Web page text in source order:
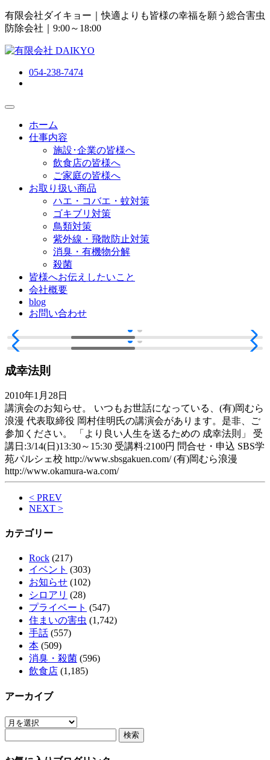
有限会社ダイキョー｜快適よりも皆様の幸福を願う総合害虫
防除会社 ｜9:00～18:00
054-238-7474
ホーム
仕事内容
施設･企業の皆様へ
飲食店の皆様へ
ご家庭の皆様へ
お取り扱い商品
ハエ・コバエ・蚊対策
ゴキブリ対策
鳥類対策
紫外線・飛散防止対策
消臭・有機物分解
殺菌
皆様へお伝えしたいこと
会社概要
blog
お問い合わせ
成幸法則
2010年1月28日
講演会のお知らせ。 いつもお世話になっている、(有)岡むら
浪漫 代表取締役 岡村佳明氏の講演会があります。是非、ご
参加ください。 「より良い人生を送るための 成幸法則」 受
講日:3/14(日)13:30～15:30 受講料:2100円 問合せ・申込 SBS学
苑パルシェ校 http://www.sbsgakuen.com/ (有)岡むら浪漫
http://www.okamura-wa.com/
< PREV
NEXT >
カテゴリー
Rock (217)
イベント (303)
お知らせ (102)
シロアリ (28)
プライベート (547)
住まいの害虫 (1,742)
手話 (557)
本 (509)
消臭・殺菌 (596)
飲食店 (1,185)
アーカイブ
ア